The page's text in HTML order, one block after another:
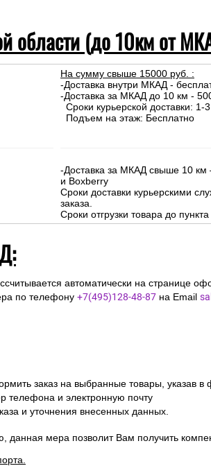
области (до 10км от
На сумму свыше 15000 руб. :
-Доставка внутри МКАД -
-Доставка за МКАД до 10 км -
Сроки курьерской доставки: 1-3
Подъем на этаж: Бесплатно
-Доставка за МКАД свыше 10 км
и Boxberry
Сроки доставки курьерскими
заказа.
Сроки отгрузки товара до
автоматически на странице
по телефону +7(495)128-48-87 на Email
заказ на выбранные товары, указав в
телефона и электронную почту
и уточнения внесенных данных.
мера позволит Вам получить